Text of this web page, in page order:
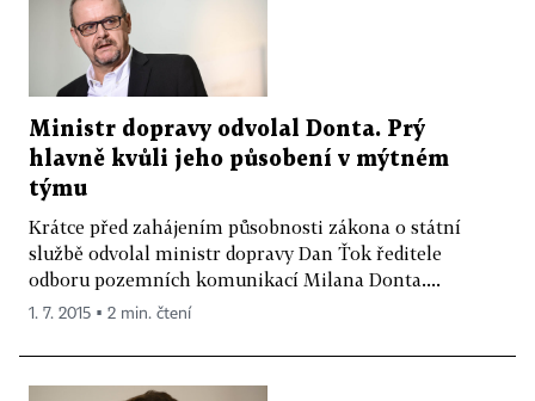
Ministr dopravy odvolal Donta. Prý
hlavně kvůli jeho působení v mýtném
týmu
Krátce před zahájením působnosti zákona o státní
službě odvolal ministr dopravy Dan Ťok ředitele
odboru pozemních komunikací Milana Donta....
1. 7. 2015 ▪ 2 min. čtení